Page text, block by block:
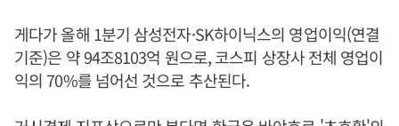
게다가 올해 1분기 삼성전자·SK하이닉스의 영업이익(연결
기준)은 약 94조8103억 원으로, 코스피 상장사 전체 영업이
익의 70%를 넘어선 것으로 추산된다.